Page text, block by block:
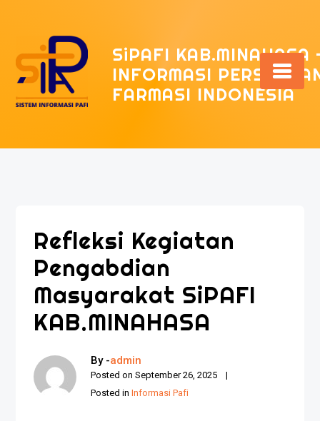
SiPAFI KAB.MINAHASA
INFORMASI
FARMASI INDONESIA
Refleksi Kegiatan
Pengabdian
Masyarakat SiPAFI
KAB.MINAHASA
By -admin
Posted onSeptember 26, 2025
Posted inInformasi Pafi